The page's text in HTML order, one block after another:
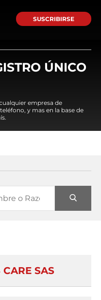
SUSCRIBIRSE
ÚNICO
empresa de
y mas en la base de
SAS